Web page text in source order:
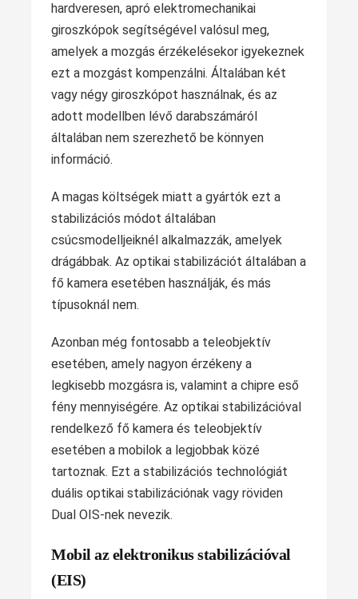
hardveresen, apró elektromechanikai
giroszkópok segítségével valósul meg,
amelyek a mozgás érzékelésekor igyekeznek
ezt a mozgást kompenzálni. Általában két
vagy négy giroszkópot használnak, és az
adott modellben lévő darabszámáról
általában nem szerezhető be könnyen
információ.
A magas költségek miatt a gyártók ezt a
stabilizációs módot általában
csúcsmodelljeiknél alkalmazzák, amelyek
drágábbak. Az optikai stabilizációt általában a
fő kamera esetében használják, és más
típusoknál nem.
Azonban még fontosabb a teleobjektív
esetében, amely nagyon érzékeny a
legkisebb mozgásra is, valamint a chipre eső
fény mennyiségére. Az optikai stabilizációval
rendelkező fő kamera és teleobjektív
esetében a mobilok a legjobbak közé
tartoznak. Ezt a stabilizációs technológiát
duális optikai stabilizációnak vagy röviden
Dual OIS-nek nevezik.
Mobil az elektronikus stabilizációval
(EIS)